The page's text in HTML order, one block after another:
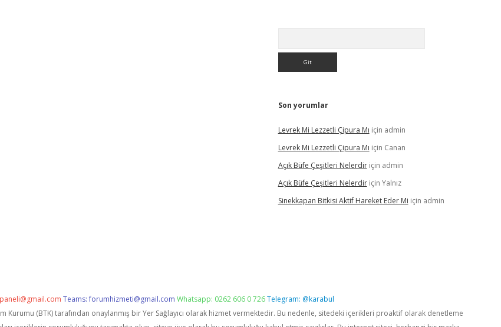
Son yorumlar
Levrek Mi Lezzetli Çipura Mı için admin
Levrek Mi Lezzetli Çipura Mı için Canan
Açık Büfe Çeşitleri Nelerdiriçin admin
Açık Büfe Çeşitleri Nelerdiriçin Yalnız
Sinekkapan Bitkisi Aktif Hareket Eder Mi için admin
Teams:forumhizmeti@gmail.com Whatsapp: 0262 606 0 726Telegram: @karabul
Kurumu (BTK) tarafından onaylanmış bir Yer Sağlayıcı olarak hizmet vermektedir. Bu nedenle, sitedeki içerikleri proaktif olarak denetleme